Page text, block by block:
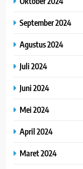
September 2024
Agustus 2024
Juli 2024
Juni 2024
Mei 2024
April 2024
Maret 2024